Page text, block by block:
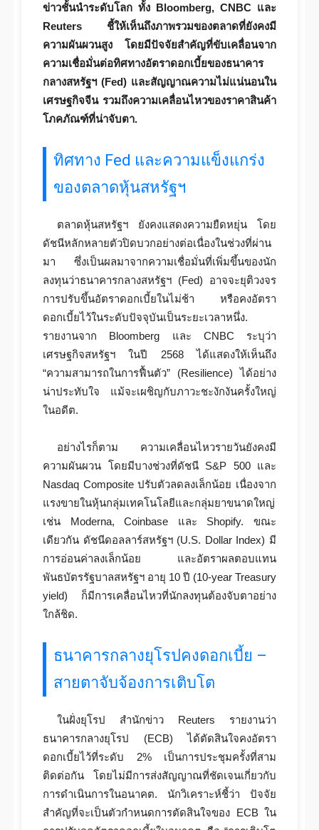
ข่าวชั้นนำระดับโลก ทั้ง Bloomberg, CNBC และ
Reuters ชี้ให้เห็นถึงภาพรวมของตลาดที่ยังคงมี
ความผันผวนสูง โดยมีปัจจัยสำคัญที่ขับเคลื่อนจาก
ความเชื่อมั่นต่อทิศทางอัตราดอกเบี้ยของธนาคาร
กลางสหรัฐฯ (Fed) และสัญญาณความไม่แน่นอนใน
เศรษฐกิจจีน รวมถึงความเคลื่อนไหวของราคาสินค้า
โภคภัณฑ์ที่น่าจับตา.
ทิศทาง Fed และความแข็งแกร่ง
ของตลาดหุ้นสหรัฐฯ
ตลาดหุ้นสหรัฐฯ ยังคงแสดงความยืดหยุ่น โดย
ดัชนีหลักหลายตัวปิดบวกอย่างต่อเนื่องในช่วงที่ผ่าน
มา ซึ่งเป็นผลมาจากความเชื่อมั่นที่เพิ่มขึ้นของนัก
ลงทุนว่าธนาคารกลางสหรัฐฯ (Fed) อาจจะยุติวงจร
การปรับขึ้นอัตราดอกเบี้ยในไม่ช้า หรือคงอัตรา
ดอกเบี้ยไว้ในระดับปัจจุบันเป็นระยะเวลาหนึ่ง.
รายงานจาก Bloomberg และ CNBC ระบุว่า
เศรษฐกิจสหรัฐฯ ในปี 2568 ได้แสดงให้เห็นถึง
“ความสามารถในการฟื้นตัว” (Resilience) ได้อย่าง
น่าประทับใจ แม้จะเผชิญกับภาวะชะงักงันครั้งใหญ่
ในอดีต.
อย่างไรก็ตาม ความเคลื่อนไหวรายวันยังคงมี
ความผันผวน โดยมีบางช่วงที่ดัชนี S&P 500 และ
Nasdaq Composite ปรับตัวลดลงเล็กน้อย เนื่องจาก
แรงขายในหุ้นกลุ่มเทคโนโลยีและกลุ่มยาขนาดใหญ่
เช่น Moderna, Coinbase และ Shopify. ขณะ
เดียวกัน ดัชนีดอลลาร์สหรัฐฯ (U.S. Dollar Index) มี
การอ่อนค่าลงเล็กน้อย และอัตราผลตอบแทน
พันธบัตรรัฐบาลสหรัฐฯ อายุ 10 ปี (10-year Treasury
yield) ก็มีการเคลื่อนไหวที่นักลงทุนต้องจับตาอย่าง
ใกล้ชิด.
ธนาคารกลางยุโรปคงดอกเบี้ย –
สายตาจับจ้องการเติบโต
ในฝั่งยุโรป สำนักข่าว Reuters รายงานว่า
ธนาคารกลางยุโรป (ECB) ได้ตัดสินใจคงอัตรา
ดอกเบี้ยไว้ที่ระดับ 2% เป็นการประชุมครั้งที่สาม
ติดต่อกัน โดยไม่มีการส่งสัญญาณที่ชัดเจนเกี่ยวกับ
การดำเนินการในอนาคต. นักวิเคราะห์ชี้ว่า ปัจจัย
สำคัญที่จะเป็นตัวกำหนดการตัดสินใจของ ECB ใน